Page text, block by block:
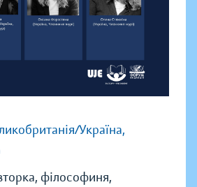
Україна,
філософиня,